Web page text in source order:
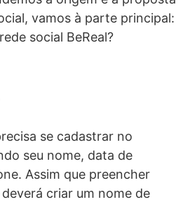
vamos à parte principal:
social BeReal?
se cadastrar no
seu nome, data de
Assim que preencher
criar um nome de